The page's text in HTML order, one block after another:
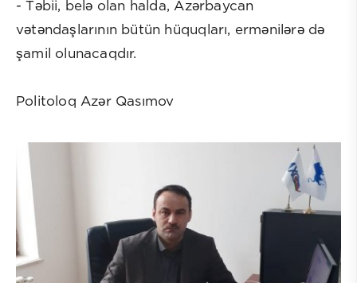
- Təbii, belə olan halda, Azərbaycan
vətəndaşlarının bütün hüquqları, ermənilərə də
şamil olunacaqdır.
Politoloq Azər Qasımov